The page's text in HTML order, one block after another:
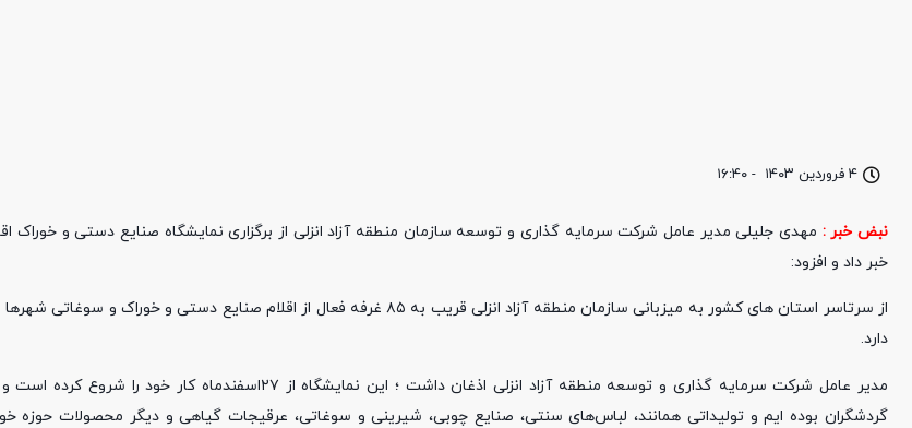
۴ فروردین ۱۴۰۳ - ۱۶:۴۰
نبض خبر : مهدی جلیلی مدیر عامل شرکت سرمایه گذاری و توسعه سازمان منطقه آزاد انزلی از برگزاری نمایشگاه صنایع دستی و‌ خوراک
خبر داد و افزود:
از سرتاسر استان های کشور به میزبانی سازمان منطقه آزاد انزلی قریب به ۸۵ غرفه فعال از اقلام صنایع دستی
دارد.
مدیر عامل شرکت سرمایه گذاری و توسعه منطقه آزاد انزلی اذغان داشت ؛ این نمایشگاه از
گردشگران بوده ایم و تولیداتی همانند، لباس‌های سنتی، صنایع چوبی، شیرینی‌‌ و سوغاتی، عرقیجات گیاهی و دیگر محصولات حوزه